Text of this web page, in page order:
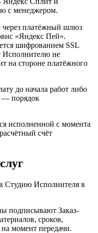
с менеджером.
через платёжный шлюз
«Яндекс Пей».
шифрованием SSL
Исполнителю не
на стороне платёжного
до начала работ либо
— порядок
исполненной с момента
счёт
Студию Исполнителя в
подписывают Заказ-
сроков,
момент передачи.